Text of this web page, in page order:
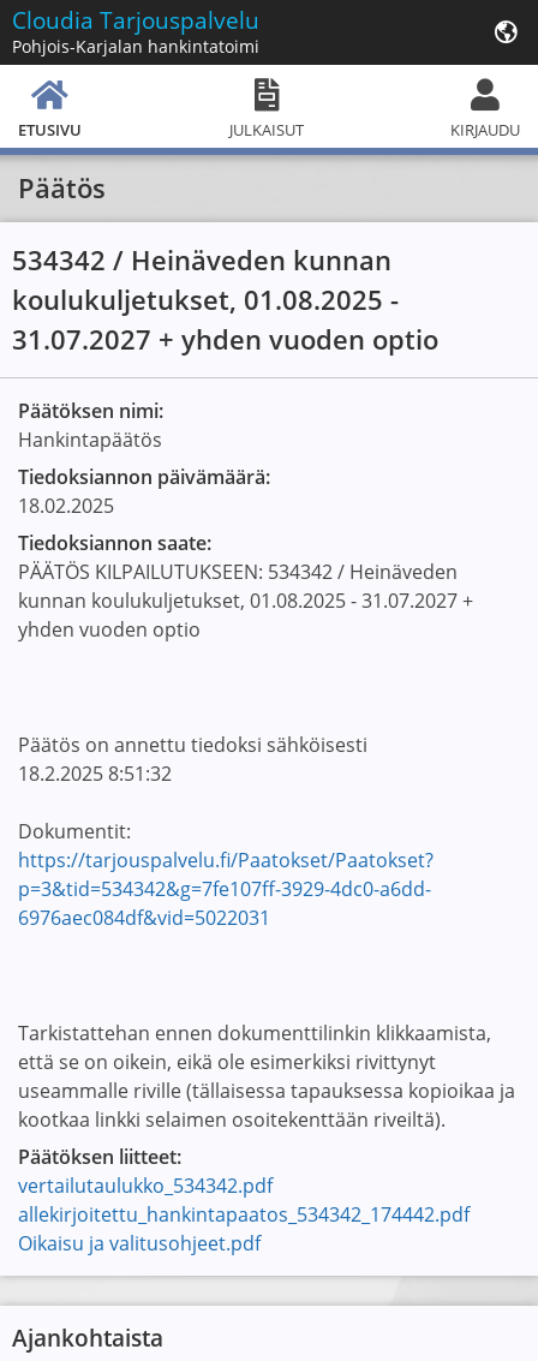
Cloudia Tarjouspalvelu
Pohjois-Karjalan hankintatoimi
ETUSIVU JULKAISUT KIRJAUDU
Päätös
534342 / Heinäveden kunnan
koulukuljetukset, 01.08.2025 -
31.07.2027 + yhden vuoden optio
Päätöksen nimi:
Hankintapäätös
Tiedoksiannon päivämäärä:
18.02.2025
Tiedoksiannon saate:
PÄÄTÖS KILPAILUTUKSEEN: 534342 / Heinäveden
kunnan koulukuljetukset, 01.08.2025 - 31.07.2027 +
yhden vuoden optio
Päätös on annettu tiedoksi sähköisesti
18.2.2025 8:51:32
Dokumentit:
https://tarjouspalvelu.fi/Paatokset/Paatokset?
p=3&tid=534342&g=7fe107ff-3929-4dc0-a6dd-
6976aec084df&vid=5022031
Tarkistattehan ennen dokumenttilinkin klikkaamista,
että se on oikein, eikä ole esimerkiksi rivittynyt
useammalle riville (tällaisessa tapauksessa kopioikaa ja
kootkaa linkki selaimen osoitekenttään riveiltä).
Päätöksen liitteet:
vertailutaulukko_534342.pdf
allekirjoitettu_hankintapaatos_534342_174442.pdf
Oikaisu ja valitusohjeet.pdf
Ajankohtaista